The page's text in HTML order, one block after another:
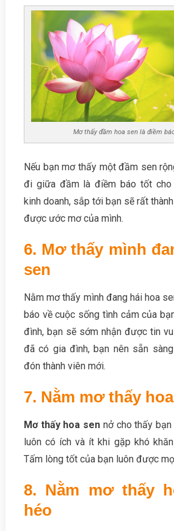
Mơ thấy đầm hoa sen là điềm
Nếu bạn mơ thấy một đầm sen
đi giữa đầm là điềm báo tốt cho
kinh doanh, sắp tới bạn sẽ rất
được ước mơ của mình.
6. Mơ thấy mình
sen
Nằm mơ thấy mình đang hái hoa
báo về cuộc sống tình cảm của
đình, bạn sẽ sớm nhận được tin
đã có gia đình, bạn nên sẵn
đón thành viên mới.
7. Nằm mơ thấy
Mơ thấy hoa sen nở cho thấy
luôn có ích và ít khi gặp khó
Tấm lòng tốt của bạn luôn được
8. Nằm mơ thấy
héo